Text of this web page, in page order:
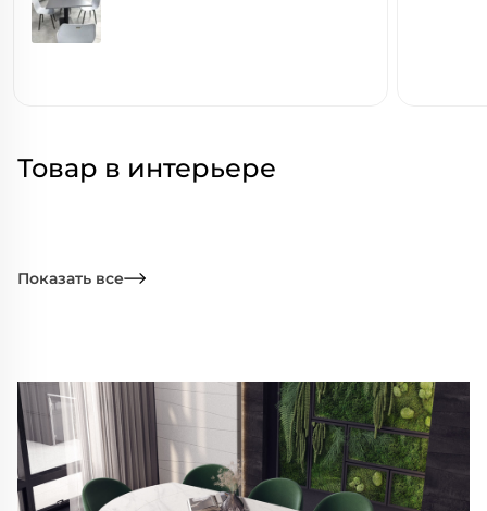
Товар в интерьере
Показать все